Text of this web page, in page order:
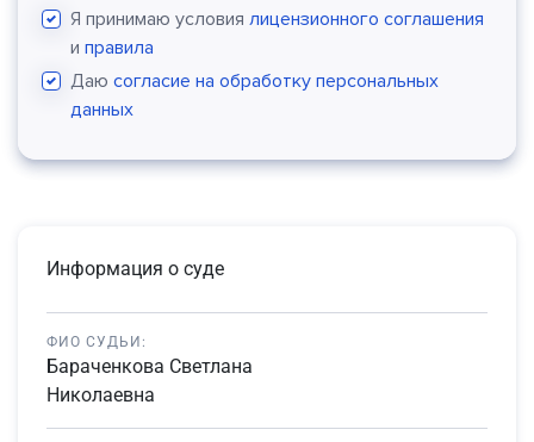
Я принимаю условия лицензионного соглашения
и правила
Даю согласие на обработку персональных
данных
Информация о суде
ФИО СУДЬИ:
Бараченкова Светлана
Николаевна